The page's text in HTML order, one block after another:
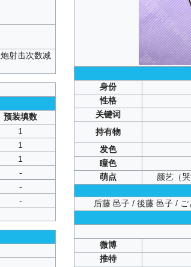
射击次数减
预装填数
1
1
1
-
-
-
身份
性格
关键词
持有物
发色
瞳色
萌点
颜艺（
后藤 邑子 / 後藤 邑子 /
微博
推特